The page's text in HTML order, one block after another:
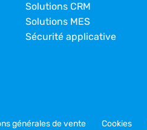
Solutions CRM
Solutions MES
Sécurité applicative
générales de vente Cookies